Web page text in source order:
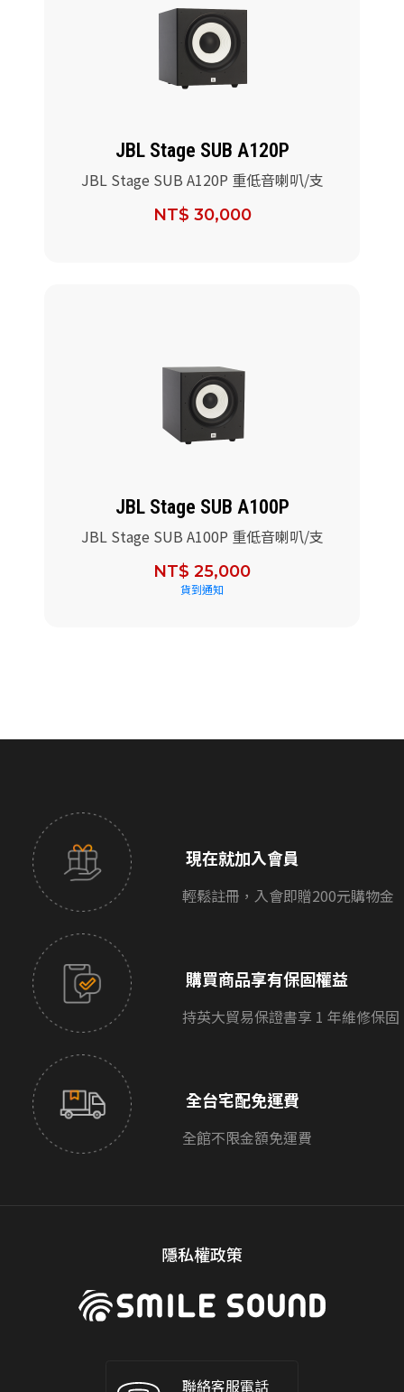
JBL Stage SUB A120P
JBL Stage SUB A120P 重低音喇叭/支
NT$ 30,000
JBL Stage SUB A100P
JBL Stage SUB A100P 重低音喇叭/支
NT$ 25,000
貨到通知
現在就加入會員
輕鬆註冊，入會即贈200元購物金
購買商品享有保固權益
持英大貿易保證書享 1 年維修保固
全台宅配免運費
全館不限金額免運費
隱私權政策
聯絡客服電話